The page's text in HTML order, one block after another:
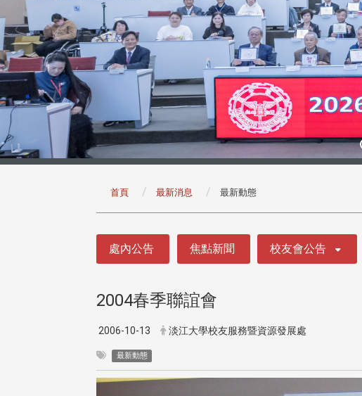
首頁 最新消息 最新動態
處內公告 焦點新聞 校友會公告
2004春季聯誼會
2006-10-13 淡江大學校友服務暨資源發展處
最新動態